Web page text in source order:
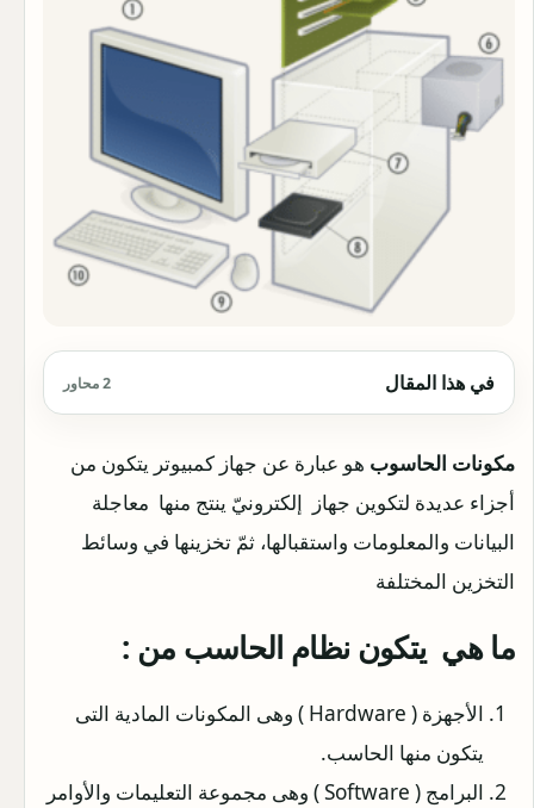
في هذا المقال 2 محاور
مكونات الحاسوب هو عبارة عن جهاز كمبيوتر يتكون من
أجزاء عديدة لتكوين جهاز إلكترونيّ ينتج منها معاجلة
البيانات والمعلومات واستقبالها، ثمّ تخزينها في وسائط
التخزين المختلفة
ما هي يتكون نظام الحاسب من :
الأجهزة ( Hardware ) وهى المكونات المادية التى
يتكون منها الحاسب.
البرامج ( Software ) وهى مجموعة التعليمات والأوامر